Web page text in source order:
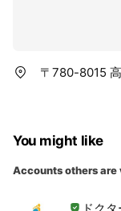
〒780-8015
You might like
Accounts others are
ドク